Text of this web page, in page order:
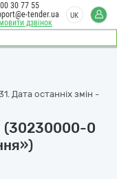
дзвінок
30 77 55
tender.ua
UK
Дата останніх змін -
(30230000-0